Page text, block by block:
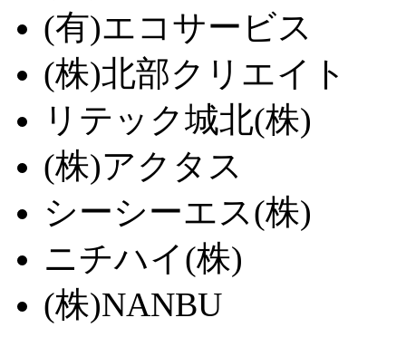
(有)エコサービス
(株)北部クリエイト
リテック城北(株)
(株)アクタス
シーシーエス(株)
ニチハイ(株)
(株)NANBU